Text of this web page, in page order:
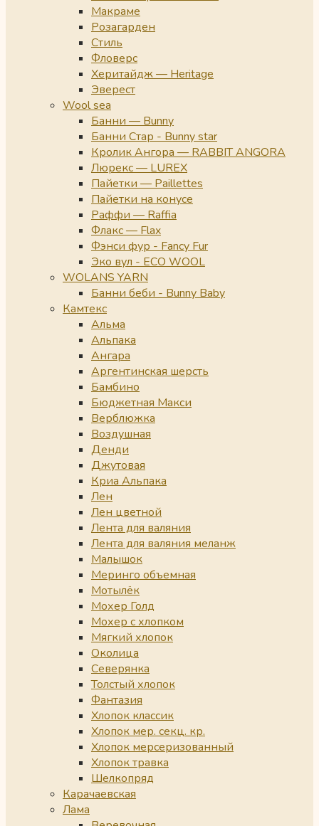
Макраме
Розагарден
Стиль
Фловерс
Херитайдж — Heritage
Эверест
Wool sea
Банни — Bunny
Банни Стар - Bunny star
Кролик Ангора — RABBIT ANGORA
Люрекс — LUREX
Пайетки — Paillettes
Пайетки на конусе
Раффи — Raffia
Флакс — Flax
Фэнси фур - Fancy Fur
Эко вул - ECO WOOL
WOLANS YARN
Банни беби - Bunny Baby
Камтекс
Альма
Альпака
Ангара
Аргентинская шерсть
Бамбино
Бюджетная Макси
Верблюжка
Воздушная
Денди
Джутовая
Криа Альпака
Лен
Лен цветной
Лента для валяния
Лента для валяния меланж
Малышок
Меринго объемная
Мотылёк
Мохер Голд
Мохер с хлопком
Мягкий хлопок
Околица
Северянка
Толстый хлопок
Фантазия
Хлопок классик
Хлопок мер. секц. кр.
Хлопок мерсеризованный
Хлопок травка
Шелкопряд
Карачаевская
Лама